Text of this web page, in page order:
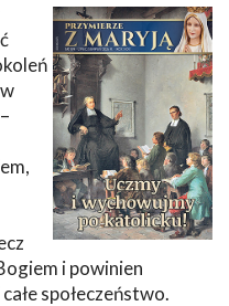
i powinien
społeczeństwo.